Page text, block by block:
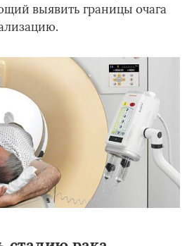
выявить границы очага